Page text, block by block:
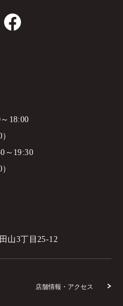
18:00
～19:30
山3丁目25-12
店舗情報・アクセス